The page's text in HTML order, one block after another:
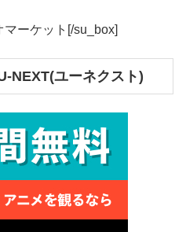
マーケット[/su_box]
NEXT(ユーネクスト)